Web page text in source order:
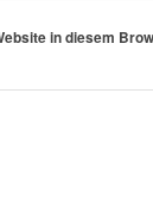
in diesem